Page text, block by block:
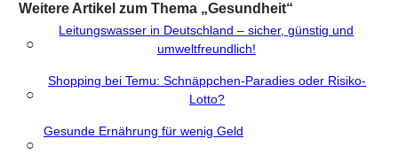
Weitere Artikel zum Thema „Gesundheit“
○
Leitungswasser in Deutschland – sicher, günstig und
umweltfreundlich!
○
Shopping bei Temu: Schnäppchen-Paradies oder Risiko-
Lotto?
○
Gesunde Ernährung für wenig Geld